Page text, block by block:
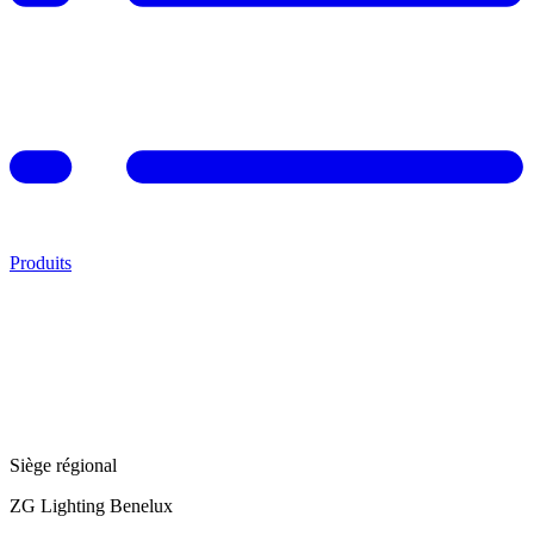
Produits
Siège régional
ZG Lighting Benelux